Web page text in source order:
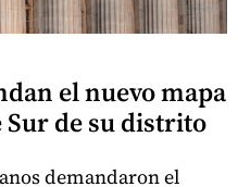
el nuevo mapa
Sur de su distrito
demandaron el